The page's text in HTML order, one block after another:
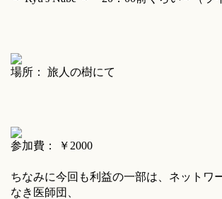
場所： 旅人の樹にて
参加費： ￥2000
ちなみに今回も利益の一部は、ネットワ
なき医師団、